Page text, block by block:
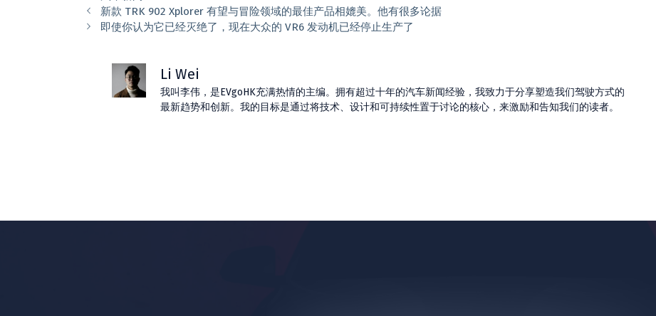
类
新款 TRK 902 Xplorer 有望与冒险领域的最佳产品相媲美。他有很多论据
即使你认为它已经灭绝了，现在大众的 VR6 发动机已经停止生产了
Li Wei
我叫李伟，是EVgoHK充满热情的主编。拥有超过十年的汽车新闻经验，我致力于分享塑造我们驾驶方式的
最新趋势和创新。我的目标是通过将技术、设计和可持续性置于讨论的核心，来激励和告知我们的读者。